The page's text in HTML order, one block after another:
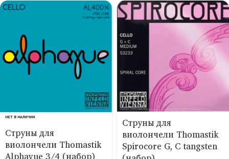
НЕТ В НАЛИЧИИ
Струны для
виолончели Thomastik
Alphayue 3/4 (набор)
Струны для
виолончели Thomastik
Spirocore G, C tangsten